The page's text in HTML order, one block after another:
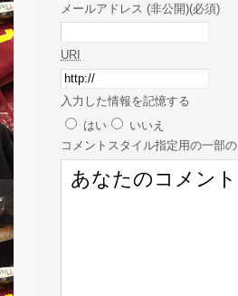
メールアドレス (非公開)(必須)
URI
入力した情報を記憶する
はい
いいえ
コメント スタイル指定用の一部の